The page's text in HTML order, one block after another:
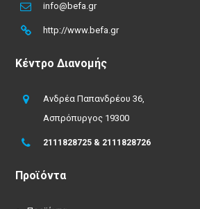
info@befa.gr
http://www.befa.gr
Κέντρο Διανομής
Ανδρέα Παπανδρέου 36,
Ασπρόπυργος 19300
2111828725 & 2111828726
Προϊόντα